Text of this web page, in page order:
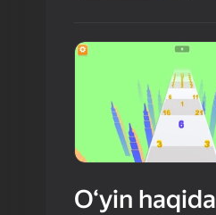
O‘yin haqida